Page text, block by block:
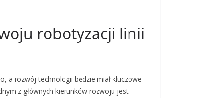
robotyzacji linii
a rozwój technologii będzie miał kluczowe
z głównych kierunków rozwoju jest